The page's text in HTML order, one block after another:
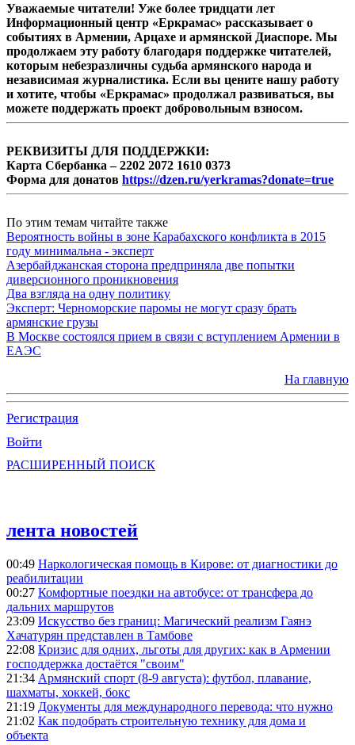
Уважаемые читатели! Уже более тридцати лет
Информационный центр «Еркрамас» рассказывает о
событиях в Армении, Арцахе и армянской Диаспоре. Мы
продолжаем эту работу благодаря поддержке читателей,
которым небезразличны судьба армянского народа и
независимая журналистика. Если вы цените нашу работу
и хотите, чтобы «Еркрамас» продолжал развиваться, вы
можете поддержать проект добровольным взносом.
РЕКВИЗИТЫ ДЛЯ ПОДДЕРЖКИ:
Карта Сбербанка – 2202 2072 1610 0373
Форма для донатов https://dzen.ru/yerkramas?donate=true
По этим темам читайте также
Вероятность войны в зоне Карабахского конфликта в 2015
году минимальна - эксперт
Азербайджанская сторона предприняла две попытки
диверсионного проникновения
Два взгляда на одну политику
Эксперт: Черноморские паромы не могут сразу брать
армянские грузы
В Москве состоялся прием в связи с вступлением Армении в
ЕАЭС
На главную
Регистрация
Войти
РАСШИРЕННЫЙ ПОИСК
лента новостей
00:49 Наркологическая помощь в Кирове: от диагностики до
реабилитации
00:27 Комфортные поездки на автобусе: от трансфера до
дальних маршрутов
23:09 Искусство без границ: Магический реализм Гаянэ
Хачатурян представлен в Тамбове
22:08 Кризис для одних, льготы для других: как в Армении
господдержка достаётся "своим"
21:34 Армянский спорт (8-9 августа): футбол, плавание,
шахматы, хоккей, бокс
21:19 Документы для международного перевода: что нужно
21:02 Как подобрать строительную технику для дома и
объекта